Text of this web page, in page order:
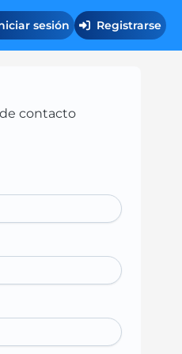
sesión Registrarse
contacto